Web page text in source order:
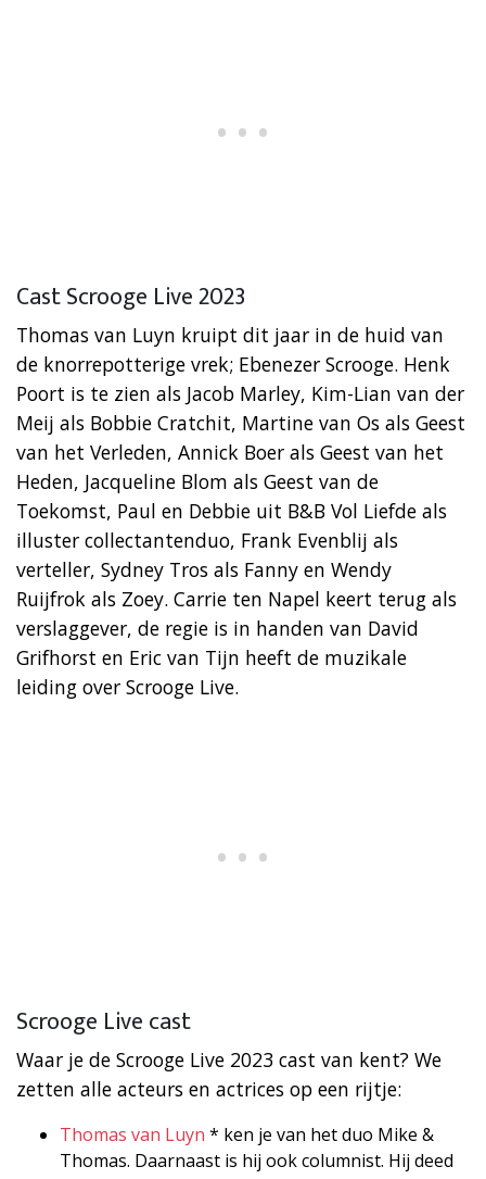
Cast Scrooge Live 2023
Thomas van Luyn kruipt dit jaar in de huid van
de knorrepotterige vrek; Ebenezer Scrooge. Henk
Poort is te zien als Jacob Marley, Kim-Lian van der
Meij als Bobbie Cratchit, Martine van Os als Geest
van het Verleden, Annick Boer als Geest van het
Heden, Jacqueline Blom als Geest van de
Toekomst, Paul en Debbie uit B&B Vol Liefde als
illuster collectantenduo, Frank Evenblij als
verteller, Sydney Tros als Fanny en Wendy
Ruijfrok als Zoey. Carrie ten Napel keert terug als
verslaggever, de regie is in handen van David
Grifhorst en Eric van Tijn heeft de muzikale
leiding over Scrooge Live.
Scrooge Live cast
Waar je de Scrooge Live 2023 cast van kent? We
zetten alle acteurs en actrices op een rijtje:
Thomas van Luyn * ken je van het duo Mike &
Thomas. Daarnaast is hij ook columnist. Hij deed